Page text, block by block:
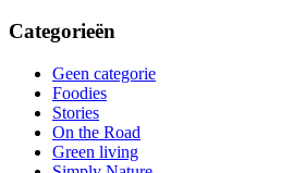
Categorieën
Geen categorie
Foodies
Stories
On the Road
Green living